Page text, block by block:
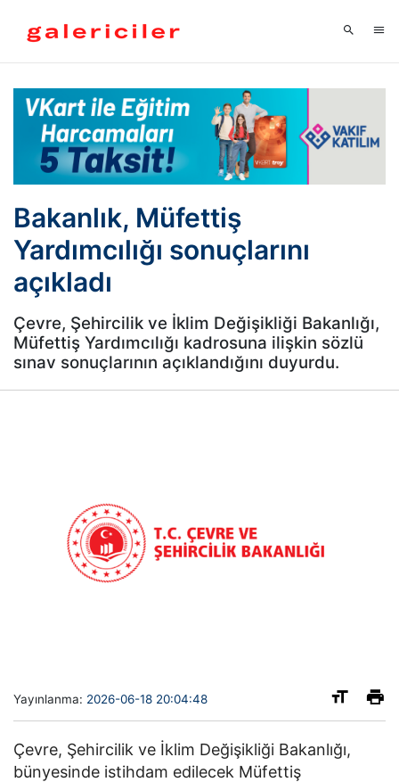
Bakanlık, Müfettiş
Yardımcılığı sonuçlarını
açıkladı
Çevre, Şehircilik ve İklim Değişikliği Bakanlığı,
Müfettiş Yardımcılığı kadrosuna ilişkin sözlü
sınav sonuçlarının açıklandığını duyurdu.
Yayınlanma: 2026-06-18 20:04:48
Çevre, Şehircilik ve İklim Değişikliği Bakanlığı,
bünyesinde istihdam edilecek Müfettiş